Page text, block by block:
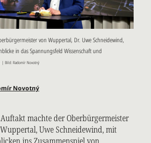
von Wuppertal, Dr. Uwe Schneidewind,
in das Spannungsfeld Wissenschaft und
| Bild: Radomír Novotný
Novotný
machte der Oberbürgermeister
Uwe Schneidewind, mit
ins Zusammenspiel von